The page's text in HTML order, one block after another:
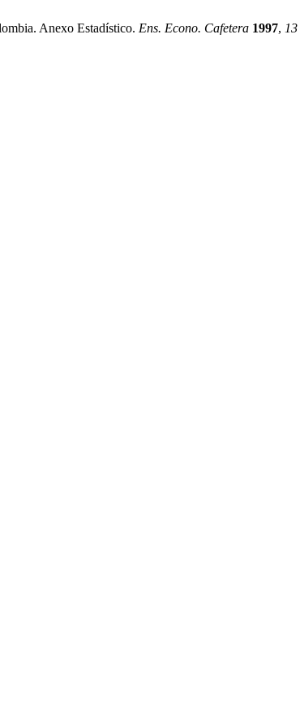
Anexo Estadístico. Ens. Econo. Cafetera 1997, 13